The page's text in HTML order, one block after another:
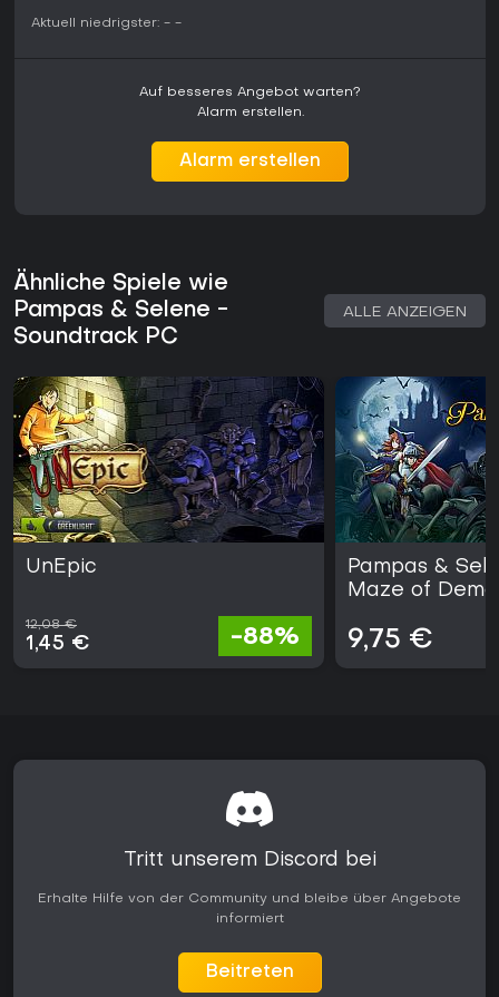
Atmosphäre der Burg und der Dungeon-Begegnungen,
Lohnt sich das Spiel?
Spieler, die Retro-Metroidvanias mit präzisem Platforming
eine fokussierte Erfahrung. Das Schloss als Hub und die
Dungeon-Struktur belohnen gründliche Erkundung, während
Schwächen im Pacing oder der Kartenübersichtlichkeit
erwähnt werden.
Das Spiel läuft auf dem PC und ist als abgeschlossenes
Fans von 8-Bit-inspirierten Platformern, die Wert auf
Fähigkeitsfortschritt und nicht-lineare Burgnavigation legen.
Wer eine klassische Retro-Adventure-Erfahrung mit
optionalem Koop sucht, wird den gleichbleibenden Loop
aus Erkundung und Kampf wahrscheinlich zu schätzen
wissen.
Aktuell niedrigster: - -
Auf besseres Angebot warten?
Alarm erstellen.
Alarm erstellen
Ähnliche Spiele wie
Pampas & Selene -
Soundtrack PC
ALLE ANZEIGEN
UnEpic
12,08 €
1,45 € -88%
Pampas &
Maze of
9,75 €
Tritt unserem Discord bei
Erhalte Hilfe von der Community und bleibe über Angebote
informiert
Beitreten